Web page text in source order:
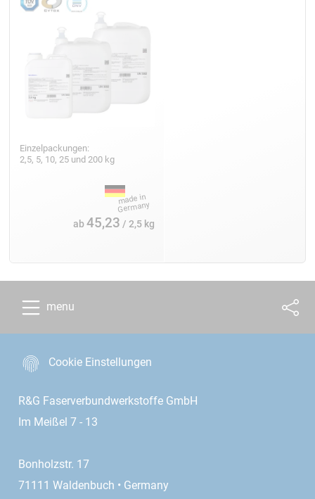
Einzelpackungen:
2,5, 5, 10, 25 und 200 kg
ab45,23 / 2,5 kg
menu
Cookie Einstellungen
R&G Faserverbundwerkstoffe GmbH
Im Meißel 7 - 13
Bonholzstr. 17
71111 Waldenbuch • Germany